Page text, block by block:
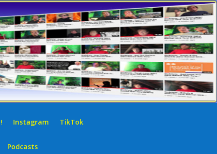
Instagram TikTok
Podcasts